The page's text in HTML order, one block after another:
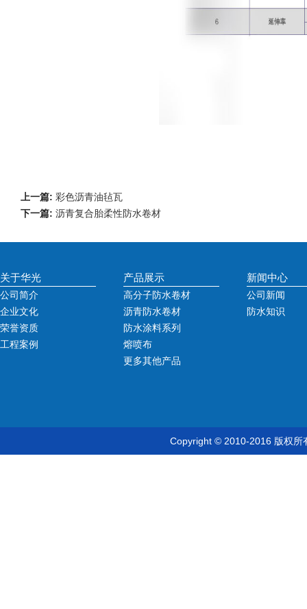
上一篇: 彩色沥青油毡瓦
下一篇: 沥青复合胎柔性防水卷材
关于华光
公司简介
企业文化
荣誉资质
工程案例
产品展示
高分子防水卷材
沥青防水卷材
防水涂料系列
熔喷布
更多其他产品
新闻中心
公司新闻
防水知识
Copyright © 2010-2016 版权